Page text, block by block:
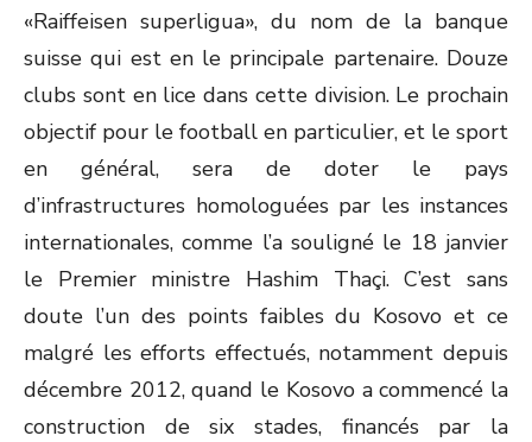
«Raiffeisen superligua», du nom de la banque
suisse qui est en le principale partenaire. Douze
clubs sont en lice dans cette division. Le prochain
objectif pour le football en particulier, et le sport
en général, sera de doter le pays
d’infrastructures homologuées par les instances
internationales, comme l’a souligné le 18 janvier
le Premier ministre Hashim Thaçi. C’est sans
doute l’un des points faibles du Kosovo et ce
malgré les efforts effectués, notamment depuis
décembre 2012, quand le Kosovo a commencé la
construction de six stades, financés par la